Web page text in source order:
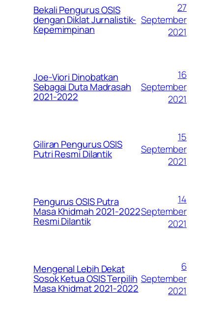
Bekali Pengurus OSIS
dengan Diklat Jurnalistik-
Kepemimpinan
27
September
2021
Joe-Viori Dinobatkan
Sebagai Duta Madrasah
2021-2022
16
September
2021
Giliran Pengurus OSIS
Putri Resmi Dilantik
15
September
2021
Pengurus OSIS Putra
Masa Khidmah 2021-2022
Resmi Dilantik
14
September
2021
Mengenal Lebih Dekat
Sosok Ketua OSIS Terpilih
Masa Khidmat 2021-2022
6
September
2021